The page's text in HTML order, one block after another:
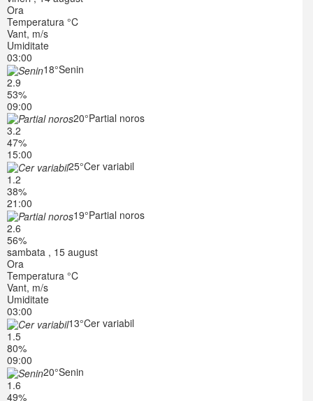
Ora
Temperatura °C
Vant, m/s
Umiditate
03:00
18°Senin
2.9
53%
09:00
20°Partial noros
3.2
47%
15:00
25°Cer variabil
1.2
38%
21:00
19°Partial noros
2.6
56%
sambata , 15 august
Ora
Temperatura °C
Vant, m/s
Umiditate
03:00
13°Cer variabil
1.5
80%
09:00
20°Senin
1.6
49%